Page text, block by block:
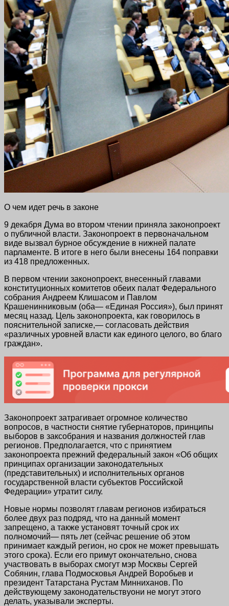
О чем идет речь в законе
9 декабря Дума во втором чтении приняла законопроект
о публичной власти. Законопроект в первоначальном
виде вызвал бурное обсуждение в нижней палате
парламенте. В итоге в него были внесены 164 поправки
из 418 предложенных.
В первом чтении законопроект, внесенный главами
конституционных комитетов обеих палат Федерального
собрания Андреем Клишасом и Павлом
Крашенинниковым (оба— «Единая Россия»), был принят
месяц назад. Цель законопроекта, как говорилось в
пояснительной записке,— согласовать действия
«различных уровней власти как единого целого, во благо
граждан».
Законопроект затрагивает огромное количество
вопросов, в частности снятие губернаторов, принципы
выборов в заксобрания и названия должностей глав
регионов. Предполагается, что с принятием
законопроекта прежний федеральный закон «Об общих
принципах организации законодательных
(представительных) и исполнительных органов
государственной власти субъектов Российской
Федерации» утратит силу.
Новые нормы позволят главам регионов избираться
более двух раз подряд, что на данный момент
запрещено, а также установят точный срок их
полномочий— пять лет (сейчас решение об этом
принимает каждый регион, но срок не может превышать
этого срока). Если его примут окончательно, снова
участвовать в выборах смогут мэр Москвы Сергей
Собянин, глава Подмосковья Андрей Воробьев и
президент Татарстана Рустам Минниханов. По
действующему законодательствуони не могут этого
делать, указывали эксперты.